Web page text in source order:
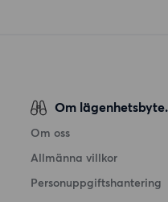
Om
Om oss
Allmänna villkor
Personuppgiftshantering